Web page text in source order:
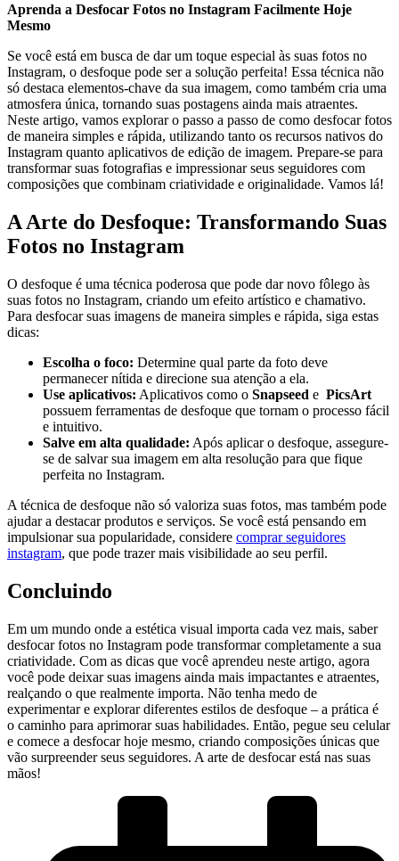
Aprenda a Desfocar Fotos no Instagram Facilmente Hoje
Mesmo
Se ⁣você está ‍em busca de dar um toque especial às suas fotos no
Instagram, o desfoque pode ser a solução perfeita!‍ Essa técnica ‌não
só ‌destaca elementos-chave ​da⁣ sua imagem, ​como também cria uma
atmosfera única,⁢ tornando suas postagens ainda ⁢mais atraentes.⁣
Neste artigo, ‍vamos ⁢explorar ‍o ⁢passo⁢ a ⁣passo​ de como ⁢desfocar ⁢fotos
de maneira simples e rápida, utilizando tanto os recursos nativos do ​
Instagram quanto aplicativos‍ de edição de imagem. Prepare-se‍ para
transformar suas fotografias e impressionar seus seguidores com
⁣composições que combinam criatividade e⁣ originalidade. Vamos lá!
A Arte do​ Desfoque: Transformando ​Suas
⁢Fotos no Instagram
O desfoque é uma⁣ técnica poderosa que pode ‍dar novo fôlego às
‍suas fotos no​ Instagram, criando um efeito⁢ artístico e chamativo.
Para desfocar suas ‍imagens de maneira⁣ simples⁣ e rápida, siga‌ estas
dicas:
Escolha o⁢ foco: Determine ⁣qual parte da foto deve
permanecer nítida e direcione sua atenção a ela.
Use aplicativos: Aplicativos como o​ Snapseed ⁣e ​ PicsArt
possuem ferramentas de ⁤desfoque que ‌tornam o​ processo fácil
e intuitivo.
Salve ⁣em alta qualidade: Após‌ aplicar o desfoque, assegure-
se⁣ de salvar ​sua imagem em⁤ alta resolução para que fique
perfeita no Instagram.
A técnica ​de desfoque não só valoriza suas ⁢fotos, mas também pode
ajudar a destacar ‍produtos e serviços.‍ Se você ‌está pensando⁢ em
impulsionar⁣ sua popularidade, considere comprar seguidores
instagram,‌ que⁢ pode ⁤trazer mais visibilidade​ ao seu perfil.
Concluindo
Em um mundo onde a estética visual importa cada‌ vez mais, saber
desfocar fotos no Instagram pode transformar completamente a sua
criatividade. Com as dicas que você aprendeu neste artigo,⁣ agora
você pode deixar ‍suas imagens ainda ⁢mais impactantes e atraentes,
realçando ​o que realmente importa. Não tenha medo de
‍experimentar e explorar diferentes estilos de desfoque –⁤ a prática é
o caminho para aprimorar‍ suas habilidades. Então, pegue seu celular
e comece a ⁤desfocar hoje mesmo, criando composições únicas que
vão surpreender‍ seus seguidores.⁣ A arte de desfocar‍ está nas suas
mãos!